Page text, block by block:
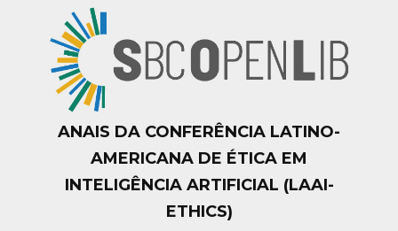
ANAIS DA CONFERÊNCIA LATINO-
AMERICANA DE ÉTICA EM
INTELIGÊNCIA ARTIFICIAL (LAAI-
ETHICS)